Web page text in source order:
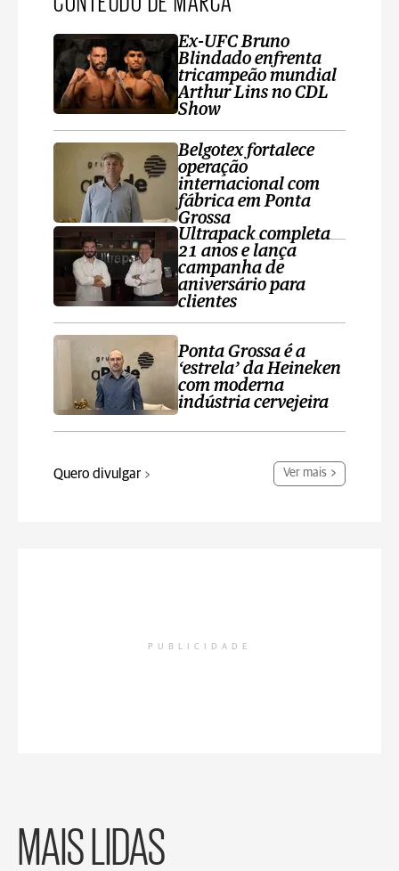
Ex-UFC Bruno
Blindado enfrenta
tricampeão mundial
Arthur Lins no CDL
Show
Belgotex fortalece
operação
internacional com
fábrica em Ponta
Grossa
Ultrapack completa
21 anos e lança
campanha de
aniversário para
clientes
Ponta Grossa é a
‘estrela’ da Heineken
com moderna
indústria cervejeira
Quero divulgar Ver mais
PUBLICIDADE
MAIS LIDAS